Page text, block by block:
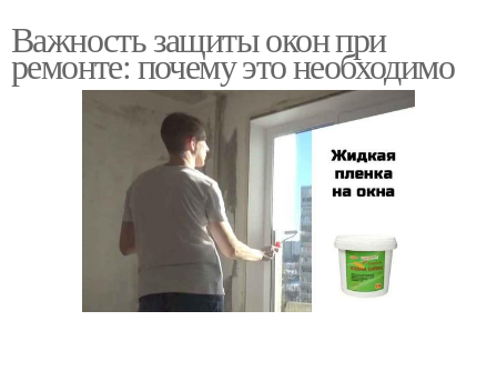
Важность защиты окон при
ремонте: почему это необходимо